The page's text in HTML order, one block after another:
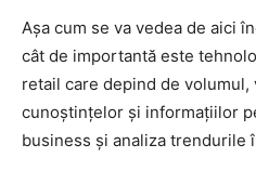
Așa cum se va vedea de aici
cât de importantă este
retail care depind de volumul,
cunoștințelor și informațiilor
business și analiza trendurile